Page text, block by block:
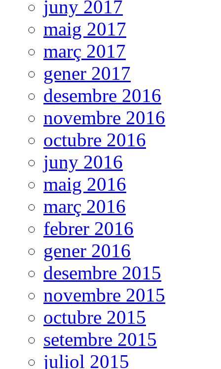
juny 2017
maig 2017
març 2017
gener 2017
desembre 2016
novembre 2016
octubre 2016
juny 2016
maig 2016
març 2016
febrer 2016
gener 2016
desembre 2015
novembre 2015
octubre 2015
setembre 2015
juliol 2015